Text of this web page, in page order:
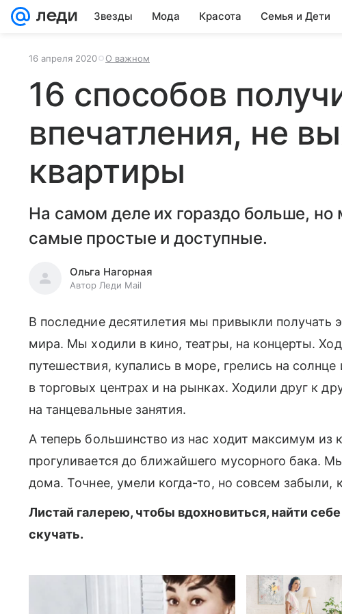
Звезды Мода Красота Семья и Дети
16 апреля 2020 О важном
16 способов
впечатления, не
квартиры
На самом деле их гораздо больше,
самые простые и доступные.
Ольга Нагорная
Автор Леди Mail
В последние десятилетия мы привыкли получать
мира. Мы ходили в кино, театры, на концерты.
путешествия, купались в море, грелись на
в торговых центрах и на рынках. Ходили друг к
на танцевальные занятия.
А теперь большинство из нас ходит максимум из
прогуливается до ближайшего мусорного бака.
дома. Точнее, умели когда-то, но совсем забыли,
Листай галерею, чтобы вдохновиться, найти
скучать.